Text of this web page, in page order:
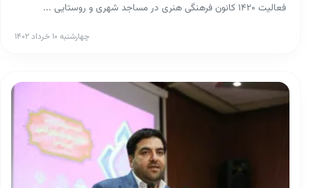
فعالیت ۱۴۲۰ کانون فرهنگی هنری در مساجد شهری و روستایی ...
چهارشنبه ۱۰ خرداد ۱۴۰۲